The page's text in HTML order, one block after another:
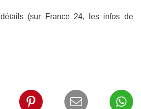
(sur France 24, les infos de